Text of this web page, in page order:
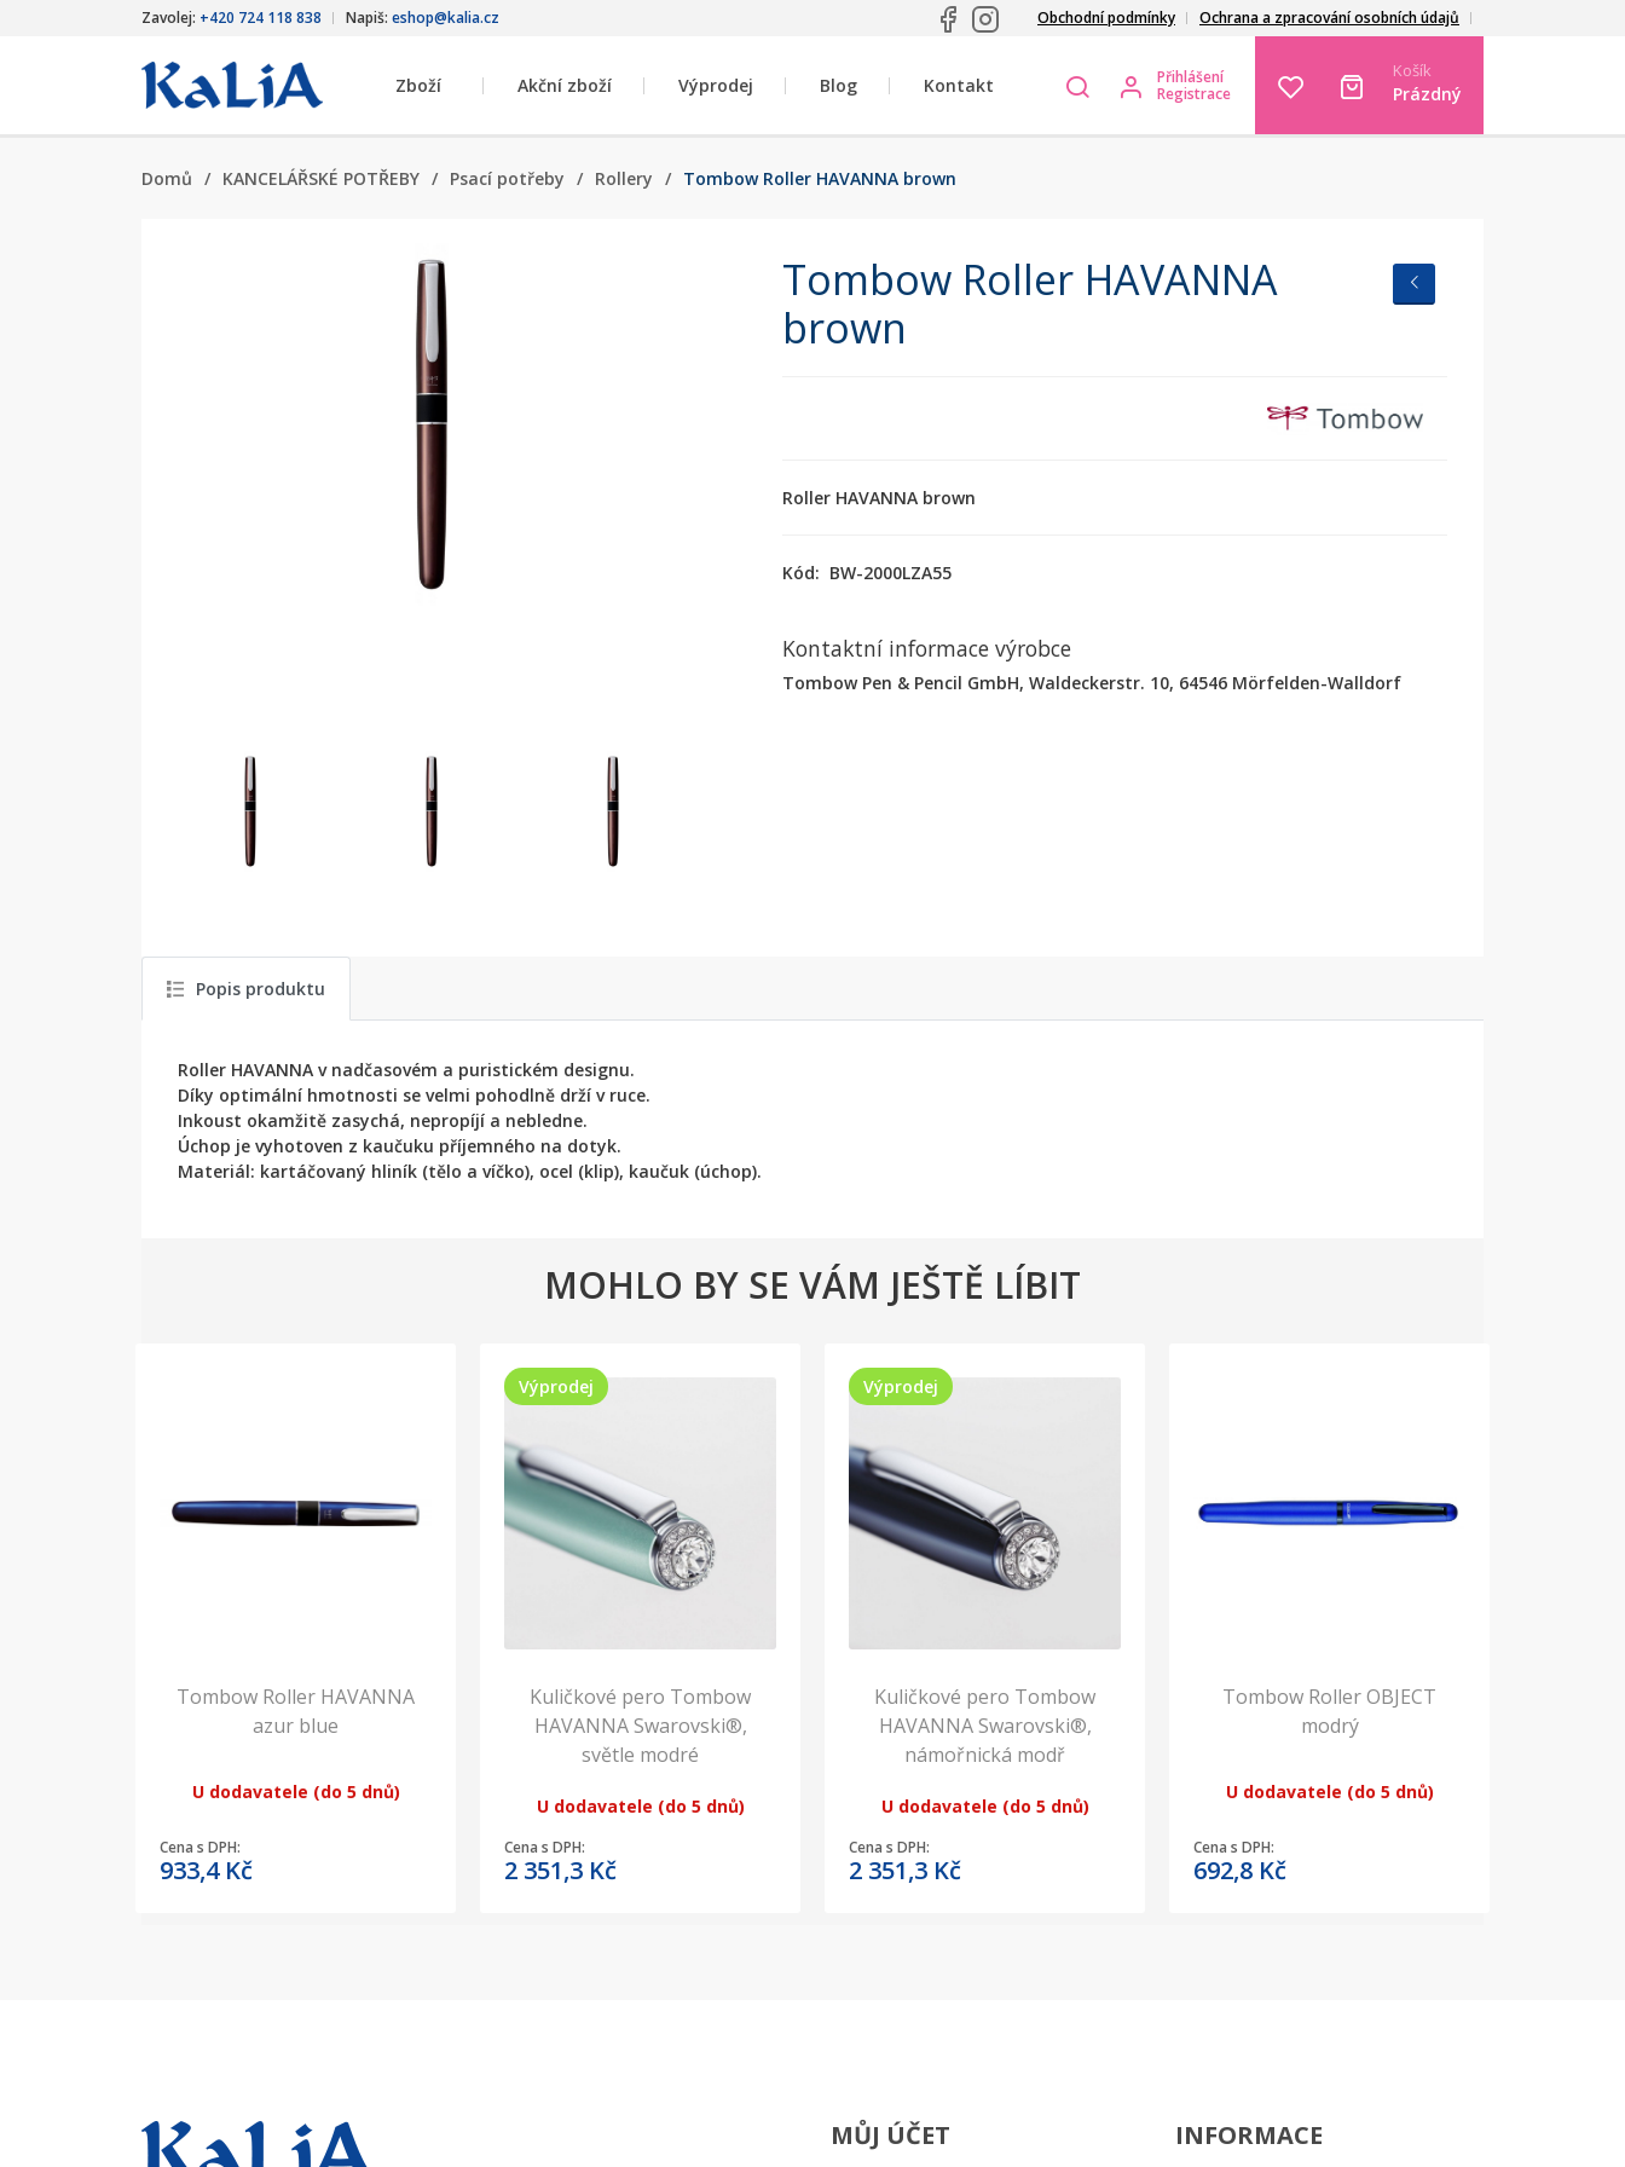
Zavolej: +420 724 118 838 Napiš: eshop@kalia.cz Obchodní podmínky Ochrana a zpracování osobních údajů
Zboží Akční zboží Výprodej Blog Kontakt
Přihlášení
Registrace
Košík
Prázdný
Domů / KANCELÁŘSKÉ POTŘEBY / Psací potřeby / Rollery / Tombow Roller HAVANNA brown
Tombow Roller HAVANNA
brown
Roller HAVANNA brown
Kód: BW-2000LZA55
Kontaktní informace výrobce
Tombow Pen & Pencil GmbH, Waldeckerstr. 10, 64546 Mörfelden-Walldorf
Popis produktu
Roller HAVANNA v nadčasovém a puristickém designu.
Díky optimální hmotnosti se velmi pohodlně drží v ruce.
Inkoust okamžitě zasychá, nepropíjí a nebledne.
Úchop je vyhotoven z kaučuku příjemného na dotyk.
Materiál: kartáčovaný hliník (tělo a víčko), ocel (klip), kaučuk (úchop).
MOHLO BY SE VÁM JEŠTĚ LÍBIT
Tombow Roller HAVANNA
azur blue
U dodavatele (do 5 dnů)
Cena s DPH:
933,4 Kč
Výprodej
Kuličkové pero Tombow
HAVANNA Swarovski®,
světle modré
U dodavatele (do 5 dnů)
Cena s DPH:
2 351,3 Kč
Výprodej
Kuličkové pero Tombow
HAVANNA Swarovski®,
námořnická modř
U dodavatele (do 5 dnů)
Cena s DPH:
2 351,3 Kč
Tombow Roller OBJECT
modrý
U dodavatele (do 5 dnů)
Cena s DPH:
692,8 Kč
MŮJ ÚČET INFORMACE